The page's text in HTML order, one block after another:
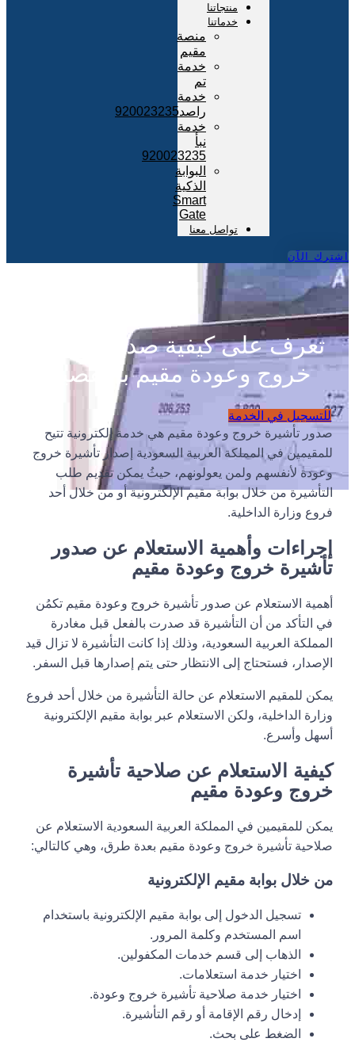
منتجاتنا
خدماتنا
منصة
مقيم
خدمة
تم
خدمة
راصد920023235
خدمة
نبأ
920023235
البوابة
الذكية
Smart
Gate
تواصل معنا
اشترك الآن
تعرف على كيفية صدور تأشيرة
خروج وعودة مقيم بالتفصيل
للتسجيل في الخدمة
صدور تأشيرة خروج وعودة مقيم هي خدمة إلكترونية تتيح
للمقيمين في المملكة العربية السعودية إصدار تأشيرة خروج
وعودة لأنفسهم ولمن يعولونهم، حيثُ يمكن تقديم طلب
التأشيرة من خلال بوابة مقيم الإلكترونية أو من خلال أحد
فروع وزارة الداخلية.
إجراءات وأهمية الاستعلام عن صدور
تأشيرة خروج وعودة مقيم
أهمية الاستعلام عن صدور تأشيرة خروج وعودة مقيم تكمُن
في التأكد من أن التأشيرة قد صدرت بالفعل قبل مغادرة
المملكة العربية السعودية، وذلك إذا كانت التأشيرة لا تزال قيد
الإصدار، فستحتاج إلى الانتظار حتى يتم إصدارها قبل السفر.
يمكن للمقيم الاستعلام عن حالة التأشيرة من خلال أحد فروع
وزارة الداخلية، ولكن الاستعلام عبر بوابة مقيم الإلكترونية
أسهل وأسرع.
كيفية الاستعلام عن صلاحية تأشيرة
خروج وعودة مقيم
يمكن للمقيمين في المملكة العربية السعودية الاستعلام عن
صلاحية تأشيرة خروج وعودة مقيم بعدة طرق، وهي كالتالي:
من خلال بوابة مقيم الإلكترونية
تسجيل الدخول إلى بوابة مقيم الإلكترونية باستخدام
اسم المستخدم وكلمة المرور.
الذهاب إلى قسم خدمات المكفولين.
اختيار خدمة استعلامات.
اختيار خدمة صلاحية تأشيرة خروج وعودة.
إدخال رقم الإقامة أو رقم التأشيرة.
الضغط على بحث.